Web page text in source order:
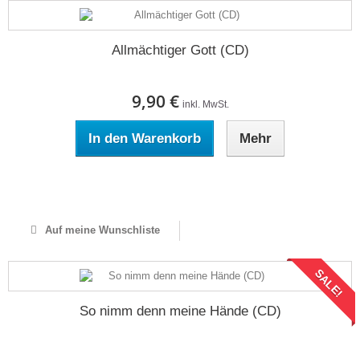
Allmächtiger Gott (CD)
9,90 € inkl. MwSt.
In den Warenkorb Mehr
Auf meine Wunschliste
SALE!
So nimm denn meine Hände (CD)